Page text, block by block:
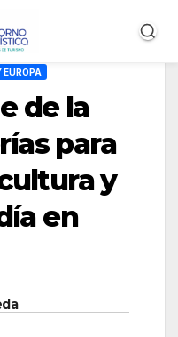
EUROPA
de la
para
y
en